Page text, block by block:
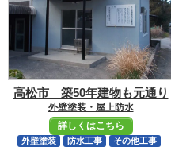
高松市 築50年建物も元通り
外壁塗装・屋上防水
詳しくはこちら
外壁塗装 防水工事 その他工事